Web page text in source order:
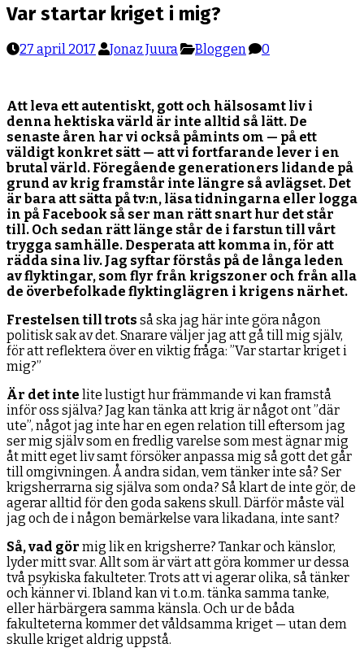
Var startar kriget i mig?
27 april 2017 Jonaz Juura Bloggen 0
Att leva ett autentiskt, gott och hälsosamt liv i
denna hektiska värld är inte alltid så lätt. De
senaste åren har vi också påmints om — på ett
väldigt konkret sätt — att vi fortfarande lever i en
brutal värld. Föregående generationers lidande på
grund av krig framstår inte längre så avlägset. Det
är bara att sätta på tv:n, läsa tidningarna eller logga
in på Facebook så ser man rätt snart hur det står
till. Och sedan rätt länge står de i farstun till vårt
trygga samhälle. Desperata att komma in, för att
rädda sina liv. Jag syftar förstås på de långa leden
av flyktingar, som flyr från krigszoner och från alla
de överbefolkade flyktinglägren i krigens närhet.
Frestelsen till trots så ska jag här inte göra någon
politisk sak av det. Snarare väljer jag att gå till mig själv,
för att reflektera över en viktig fråga: ”Var startar kriget i
mig?”
Är det inte lite lustigt hur främmande vi kan framstå
inför oss själva? Jag kan tänka att krig är något ont ”där
ute”, något jag inte har en egen relation till eftersom jag
ser mig själv som en fredlig varelse som mest ägnar mig
åt mitt eget liv samt försöker anpassa mig så gott det går
till omgivningen. Å andra sidan, vem tänker inte så? Ser
krigsherrarna sig själva som onda? Så klart de inte gör, de
agerar alltid för den goda sakens skull. Därför måste väl
jag och de i någon bemärkelse vara likadana, inte sant?
Så, vad gör mig lik en krigsherre? Tankar och känslor,
lyder mitt svar. Allt som är värt att göra kommer ur dessa
två psykiska fakulteter. Trots att vi agerar olika, så tänker
och känner vi. Ibland kan vi t.o.m. tänka samma tanke,
eller härbärgera samma känsla. Och ur de båda
fakulteterna kommer det våldsamma kriget — utan dem
skulle kriget aldrig uppstå.